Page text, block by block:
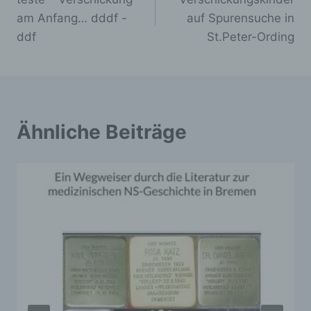
am Anfang… dddf -
ddf
auf Spurensuche in
St.Peter-Ording
Ähnliche Beiträge
d) Einschränkung der Verarbeitung
darin besteht, dass diese
personenbezogenen Daten verwendet
werden, um bestimmte persönliche Aspekte,
die sich auf eine natürliche Person beziehen,
zu bewerten, insbesondere, um Aspekte
bezüglich Arbeitsleistung, wirtschaftlicher